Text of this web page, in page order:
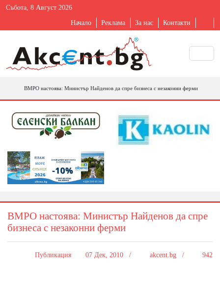
Събота, 8 Август 2026
Начало Реклама За нас Контакти
ВМРО настоява: Министър Найденов да спре бизнеса с незаконни ферми
ВМРО настоява: Министър Найденов да спре
бизнеса с незаконни ферми
Публикация 07 Дек, 2010 / akcent.bg / 942